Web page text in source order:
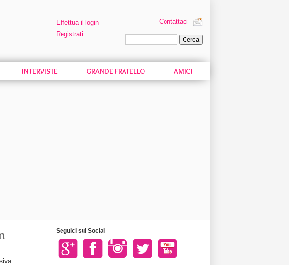
Effettua il login
Registrati
Contattaci
INTERVISTE GRANDE FRATELLO AMICI
Seguici sui Social